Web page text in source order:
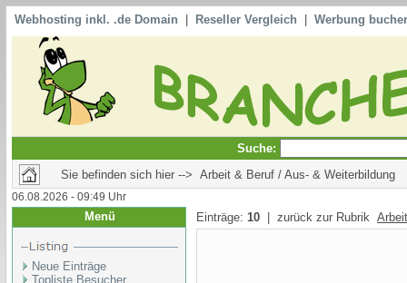
Webhosting inkl. .de Domain Reseller Vergleich Werbung
Suche:
Sie befinden sich hier --> Arbeit & Beruf / Aus- & Weiterbildung
06.08.2026 - 09:49 Uhr
Menü
Neue Einträge
Topliste Besucher
Einträge: 10 | zurück zur Rubrik